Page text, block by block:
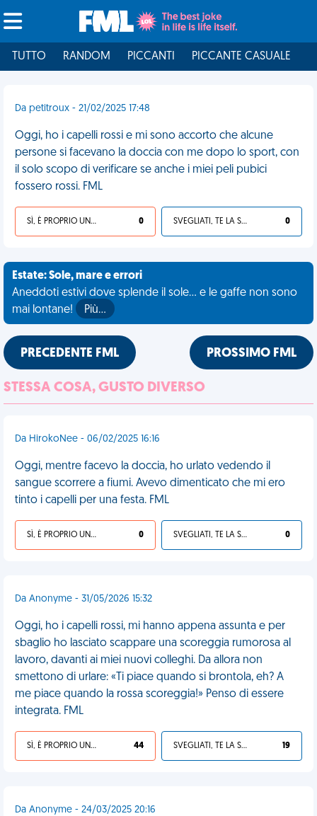
TUTTO RANDOM PICCANTI PICCANTE CASUALE
Da petitroux - 21/02/2025 17:48
Oggi, ho i capelli rossi e mi sono accorto che alcune
persone si facevano la doccia con me dopo lo sport, con
il solo scopo di verificare se anche i miei peli pubici
fossero rossi. FML
SÌ, È PROPRIO UNA VDM! 0 SVEGLIATI, TE LA SEI CERCATA! 0
Estate: Sole, mare e errori
Aneddoti estivi dove splende il sole... e le gaffe non sono
mai lontane!
Più…
PRECEDENTE FML PROSSIMO FML
STESSA COSA, GUSTO DIVERSO
Da HirokoNee - 06/02/2025 16:16
Oggi, mentre facevo la doccia, ho urlato vedendo il
sangue scorrere a fiumi. Avevo dimenticato che mi ero
tinto i capelli per una festa. FML
SÌ, È PROPRIO UNA VDM! 0 SVEGLIATI, TE LA SEI CERCATA! 0
Da Anonyme - 31/05/2026 15:32
Oggi, ho i capelli rossi, mi hanno appena assunta e per
sbaglio ho lasciato scappare una scoreggia rumorosa al
lavoro, davanti ai miei nuovi colleghi. Da allora non
smettono di urlare: «Ti piace quando si brontola, eh? A
me piace quando la rossa scoreggia!» Penso di essere
integrata. FML
SÌ, È PROPRIO UNA VDM! 44 SVEGLIATI, TE LA SEI CERCATA! 19
Da Anonyme - 24/03/2025 20:16